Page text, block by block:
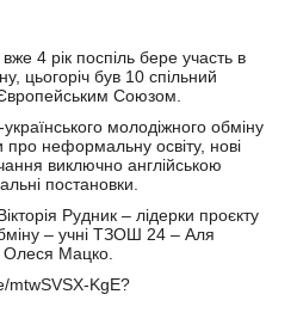
4 рік поспіль бере участь в
цьогоріч був 10 спільний
Союзом.
молодіжного обміну
про неформальну освіту, нові
виключно англійською
постановки.
Рудник – лідерки проєкту
– учні ТЗОШ 24 – Аля
Олеся Мацко.
mtwSVSX-KgE?